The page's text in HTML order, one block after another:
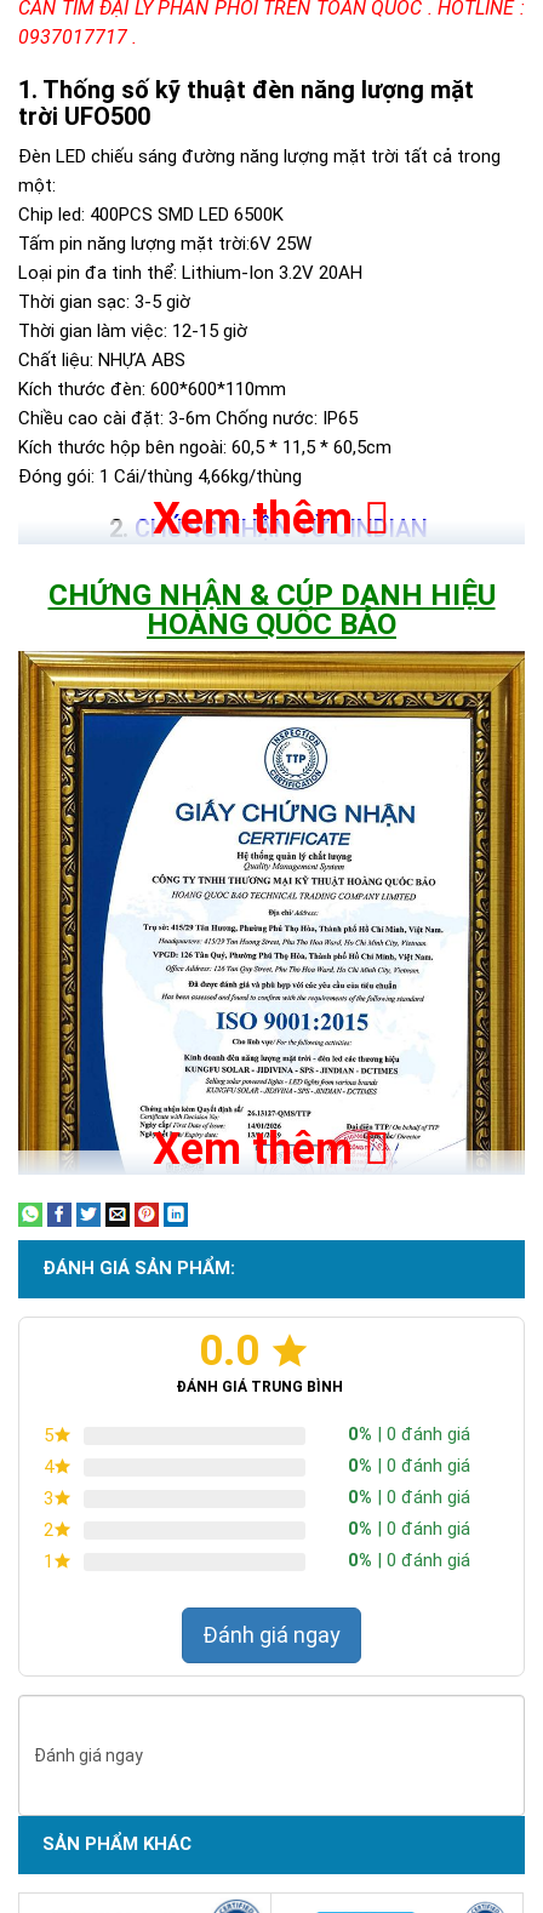
CẦN TÌM ĐẠI LÝ PHÂN PHỐI TRÊN TOÀN QUỐC . HOTLINE :
0937017717 .
Thống số kỹ thuật đèn năng lượng mặt
trời UFO500
Đèn LED chiếu sáng đường năng lượng mặt trời tất cả trong
một:
Chip led: 400PCS SMD LED 6500K
Tấm pin năng lượng mặt trời:6V 25W
Loại pin đa tinh thể: Lithium-Ion 3.2V 20AH
Thời gian sạc: 3-5 giờ
Thời gian làm việc: 12-15 giờ
Chất liệu: NHỰA ABS
Kích thước đèn: 600*600*110mm
Chiều cao cài đặt: 3-6m Chống nước: IP65
Kích thước hộp bên ngoài: 60,5 * 11,5 * 60,5cm
Đóng gói: 1 Cái/thùng 4,66kg/thùng
CHỨNG NHẬN TỪ JINDIAN
Xem thêm
CHỨNG NHẬN & CÚP DANH HIỆU
HOÀNG QUỐC BẢO
Chứng nhận ISO 9001:2015
SẢN PHẨM CHẤT LƯỢNG - DỊCH VỤ TIN DÙNG LẦN VII - 2020
Xem thêm
ĐÁNH GIÁ SẢN PHẨM:
0.0
ĐÁNH GIÁ TRUNG BÌNH
5 0% | 0 đánh giá
4
0% | 0 đánh giá
3
0% | 0 đánh giá
2
0% | 0 đánh giá
1
0% | 0 đánh giá
Đánh giá ngay
Đánh giá ngay
SẢN PHẨM KHÁC